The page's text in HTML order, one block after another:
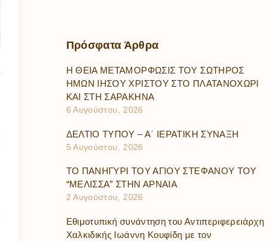
Πρόσφατα Άρθρα
Η ΘΕΙΑ ΜΕΤΑΜΟΡΦΩΣΙΣ ΤΟΥ ΣΩΤΗΡΟΣ
ΗΜΩΝ ΙΗΣΟΥ ΧΡΙΣΤΟΥ ΣΤΟ ΠΛΑΤΑΝΟΧΩΡΙ
ΚΑΙ ΣΤΗ ΣΑΡΑΚΗΝΑ
6 Αυγούστου, 2026
ΔΕΛΤΙΟ ΤΥΠΟΥ – Α΄ ΙΕΡΑΤΙΚΗ ΣΥΝΑΞΗ
5 Αυγούστου, 2026
ΤΟ ΠΑΝΗΓΥΡΙ ΤΟΥ ΑΓΙΟΥ ΣΤΕΦΑΝΟΥ ΤΟΥ
“ΜΕΛΙΣΣΑ” ΣΤΗΝ ΑΡΝΑΙΑ
2 Αυγούστου, 2026
Εθιμοτυπική συνάντηση του Αντιπεριφερειάρχη
Χαλκιδικής Ιωάννη Κουφίδη με τον